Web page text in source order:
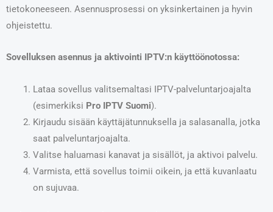
tietokoneeseen. Asennusprosessi on yksinkertainen ja hyvin
ohjeistettu.
Sovelluksen asennus ja aktivointi IPTV:n käyttöönotossa:
Lataa sovellus valitsemaltasi IPTV-palveluntarjoajalta
(esimerkiksi Pro IPTV Suomi).
Kirjaudu sisään käyttäjätunnuksella ja salasanalla, jotka
saat palveluntarjoajalta.
Valitse haluamasi kanavat ja sisällöt, ja aktivoi palvelu.
Varmista, että sovellus toimii oikein, ja että kuvanlaatu
on sujuvaa.